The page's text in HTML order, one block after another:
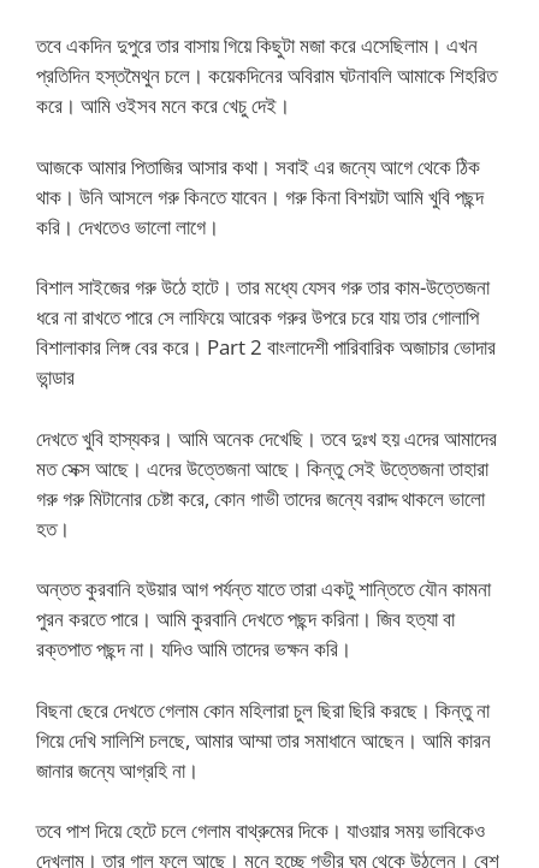
তবে একদিন দুপুরে তার বাসায় গিয়ে কিছুটা মজা করে এসেছিলাম। এখন
প্রতিদিন হস্তমৈথুন চলে। কয়েকদিনের অবিরাম ঘটনাবলি আমাকে শিহরিত
করে। আমি ওইসব মনে করে খেচু দেই।
আজকে আমার পিতাজির আসার কথা। সবাই এর জন্যে আগে থেকে ঠিক
থাক। উনি আসলে গরু কিনতে যাবেন। গরু কিনা বিশয়টা আমি খুবি পছন্দ
করি। দেখতেও ভালো লাগে।
বিশাল সাইজের গরু উঠে হাটে। তার মধ্যে যেসব গরু তার কাম-উত্তেজনা
ধরে না রাখতে পারে সে লাফিয়ে আরেক গরুর উপরে চরে যায় তার গোলাপি
বিশালাকার লিঙ্গ বের করে। Part 2 বাংলাদেশী পারিবারিক অজাচার ভোদার
ভান্ডার
দেখতে খুবি হাস্যকর। আমি অনেক দেখেছি। তবে দুঃখ হয় এদের আমাদের
মত সেক্স আছে। এদের উত্তেজনা আছে। কিন্তু সেই উত্তেজনা তাহারা
গরু গরু মিটানোর চেষ্টা করে, কোন গাভী তাদের জন্যে বরাদ্দ থাকলে ভালো
হত।
অন্তত কুরবানি হউয়ার আগ পর্যন্ত যাতে তারা একটু শান্তিতে যৌন কামনা
পুরন করতে পারে। আমি কুরবানি দেখতে পছন্দ করিনা। জিব হত্যা বা
রক্তপাত পছন্দ না। যদিও আমি তাদের ভক্ষন করি।
বিছনা ছেরে দেখতে গেলাম কোন মহিলারা চুল ছিরা ছিরি করছে। কিন্তু না
গিয়ে দেখি সালিশি চলছে, আমার আম্মা তার সমাধানে আছেন। আমি কারন
জানার জন্যে আগ্রহি না।
তবে পাশ দিয়ে হেটে চলে গেলাম বাথ্রুমের দিকে। যাওয়ার সময় ভাবিকেও
দেখলাম। তার গাল ফুলে আছে। মনে হচ্ছে গভীর ঘুম থেকে উঠলেন। বেশ